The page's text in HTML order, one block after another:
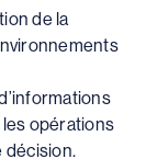
de la
opérations
décision.